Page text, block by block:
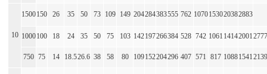
10
1500150 26 35 50 73 109 149 204284383555 762 1070153020382883
1000100 18 24 35 50 75 103 142197266384 528 742 1061 14142001
750 75 14 18.526.6 38 58 80 109152204296 407 571 817 10881541